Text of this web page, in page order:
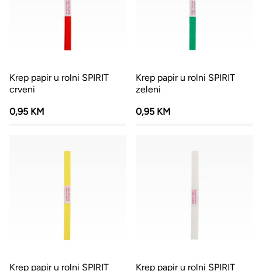
Krep papir u rolni SPIRIT
crveni
0,95 KM
Krep papir u rolni SPIRIT
zeleni
0,95 KM
Krep papir u rolni SPIRIT
Krep papir u rolni SPIRIT